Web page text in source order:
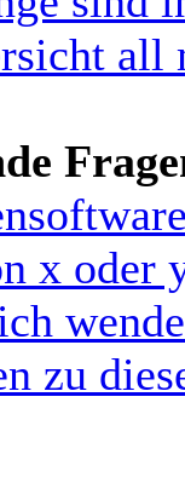
all
x oder
zu